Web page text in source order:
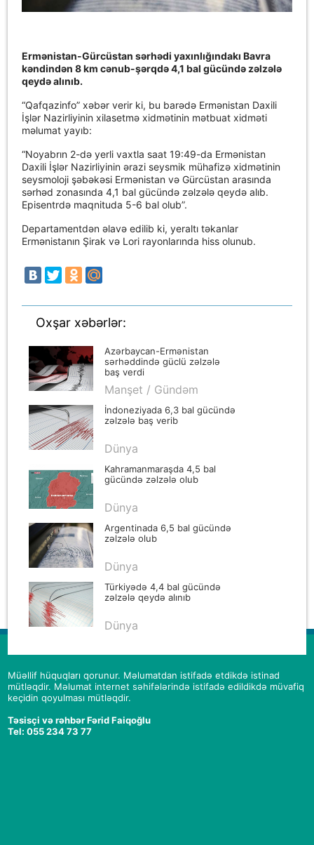
Ermənistan-Gürcüstan sərhədi yaxınlığındakı Bavra
kəndindən 8 km cənub-şərqdə 4,1 bal gücündə zəlzələ
qeydə alınıb.
“Qafqazinfo” xəbər verir ki, bu barədə Ermənistan Daxili
İşlər Nazirliyinin xilasetmə xidmətinin mətbuat xidməti
məlumat yayıb:
“Noyabrın 2-də yerli vaxtla saat 19:49-da Ermənistan
Daxili İşlər Nazirliyinin ərazi seysmik mühafizə xidmətinin
seysmoloji şəbəkəsi Ermənistan və Gürcüstan arasında
sərhəd zonasında 4,1 bal gücündə zəlzələ qeydə alıb.
Episentrdə maqnituda 5-6 bal olub”.
Departamentdən əlavə edilib ki, yeraltı təkanlar
Ermənistanın Şirak və Lori rayonlarında hiss olunub.
Oxşar xəbərlər:
Azərbaycan-Ermənistan
sərhəddində güclü zəlzələ
baş verdi
Manşet / Gündəm
İndoneziyada 6,3 bal gücündə
zəlzələ baş verib
Dünya
Kahramanmaraşda 4,5 bal
gücündə zəlzələ olub
Dünya
Argentinada 6,5 bal gücündə
zəlzələ olub
Dünya
Türkiyədə 4,4 bal gücündə
zəlzələ qeydə alınıb
Dünya
Müəllif hüquqları qorunur. Məlumatdan istifadə etdikdə istinad
mütləqdir. Məlumat internet səhifələrində istifadə edildikdə müvafiq
keçidin qoyulması mütləqdir.
Təsisçi və rəhbər Fərid Faiqoğlu
Tel: 055 234 73 77